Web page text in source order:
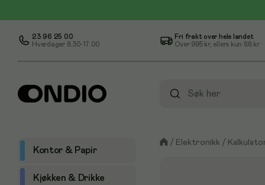
23 96 25 00
Hverdager 8.30-17.00
Fri frakt over hele landet
Over 995 kr, ellers kun 88 kr
Kontor & Papir
Kjøkken & Drikke
/ Elektronikk /